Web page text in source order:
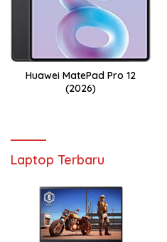
Huawei MatePad Pro 12
(2026)
Laptop Terbaru